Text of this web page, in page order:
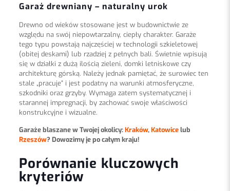
Garaż drewniany – naturalny urok
Drewno od wieków stosowane jest w budownictwie ze
względu na swój niepowtarzalny, ciepły charakter. Garaże
tego typu powstają najczęściej w technologii szkieletowej
(obitej deskami) lub rzadziej z pełnych bali. Świetnie wpisują
się w działki z dużą ilością zieleni, domki letniskowe czy
architekturę górską. Należy jednak pamiętać, że surowiec ten
stale „pracuje” i jest podatny na warunki atmosferyczne,
szkodniki oraz grzyby. Wymaga zatem systematycznej i
starannej impregnacji, by zachować swoje właściwości
konstrukcyjne i wizualne.
Garaże blaszane w Twojej okolicy:Kraków,Katowicelub
Rzeszów? Dowozimy je po całym kraju!
Porównanie kluczowych
kryteriów